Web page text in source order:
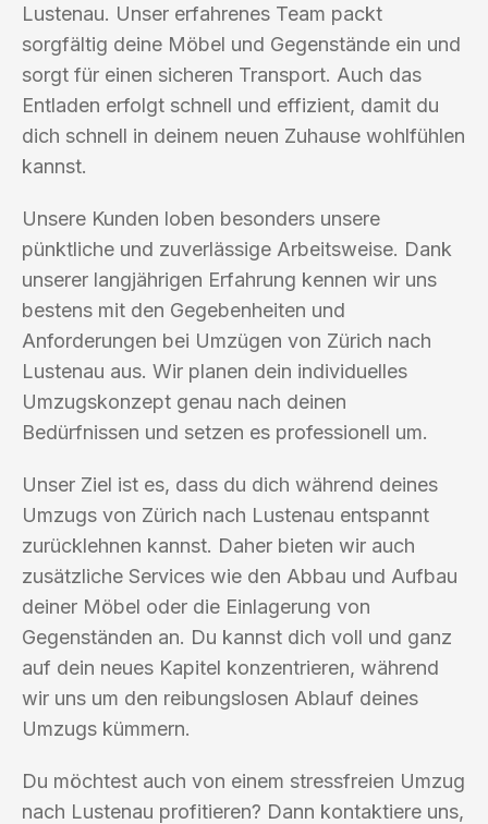
Lustenau. Unser erfahrenes Team packt
sorgfältig deine Möbel und Gegenstände ein und
sorgt für einen sicheren Transport. Auch das
Entladen erfolgt schnell und effizient, damit du
dich schnell in deinem neuen Zuhause wohlfühlen
kannst.
Unsere Kunden loben besonders unsere
pünktliche und zuverlässige Arbeitsweise. Dank
unserer langjährigen Erfahrung kennen wir uns
bestens mit den Gegebenheiten und
Anforderungen bei Umzügen von Zürich nach
Lustenau aus. Wir planen dein individuelles
Umzugskonzept genau nach deinen
Bedürfnissen und setzen es professionell um.
Unser Ziel ist es, dass du dich während deines
Umzugs von Zürich nach Lustenau entspannt
zurücklehnen kannst. Daher bieten wir auch
zusätzliche Services wie den Abbau und Aufbau
deiner Möbel oder die Einlagerung von
Gegenständen an. Du kannst dich voll und ganz
auf dein neues Kapitel konzentrieren, während
wir uns um den reibungslosen Ablauf deines
Umzugs kümmern.
Du möchtest auch von einem stressfreien Umzug
nach Lustenau profitieren? Dann kontaktiere uns,